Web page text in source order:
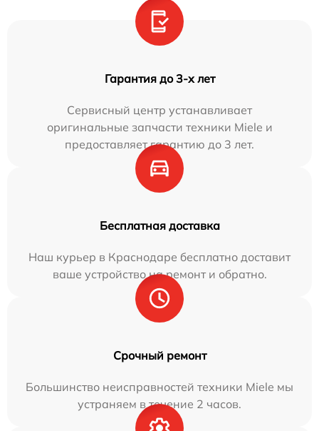
Гарантия до 3-х лет
Сервисный центр устанавливает
оригинальные запчасти техники Miele и
предоставляет гарантию до 3 лет.
Бесплатная доставка
Наш курьер в Краснодаре бесплатно доставит
ваше устройство на ремонт и обратно.
Срочный ремонт
Большинство неисправностей техники Miele мы
устраняем в течение 2 часов.